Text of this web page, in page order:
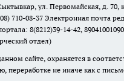
ул. Первомайская, д. 70,
710-08-37 Электронная почта
8(8212)39-14-42,
отдел)
сайте, охраняется в
переработке не иначе как с